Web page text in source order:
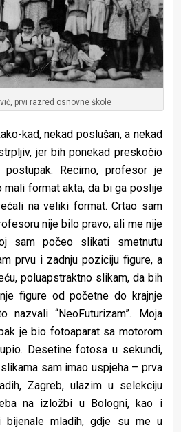
prvi razred osnovne škole
kad, nekad poslušan, a nekad
jer bih ponekad preskočio
postupak. Recimo, profesor je
mali format akta, da bi ga poslije
na veliki format. Crtao sam
nije bilo pravo, ali me nije
sam počeo slikati smetnutu
prvu i zadnju poziciju figure, a
poluapstraktno slikam, da bih
figure od početne do krajnje
“NeoFuturizam”. Moja
je bio fotoaparat sa motorom
Desetine fotosa u sekundi,
sam imao uspjeha – prva
Zagreb, ulazim u selekciju
na izložbi u Bologni, kao i
bijenale mladih, gdje su me u